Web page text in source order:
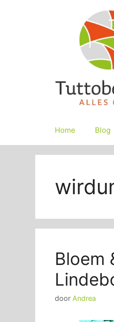
Home Blog
Bloem
door Andrea